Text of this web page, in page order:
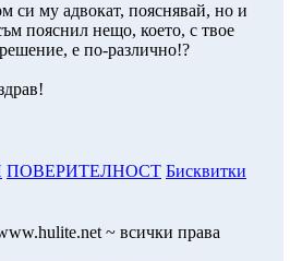
си му адвокат, пояснявай, но и
пояснил нещо, което, с твое
е по-различно!?
ПОВЕРИТЕЛНОСТ Бисквитки
~ всички права